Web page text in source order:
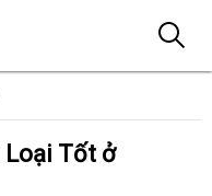
Loại Tốt ở